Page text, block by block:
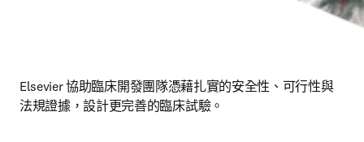
Elsevier 協助臨床開發團隊憑藉扎實的安全性、可行性與
法規證據，設計更完善的臨床試驗。